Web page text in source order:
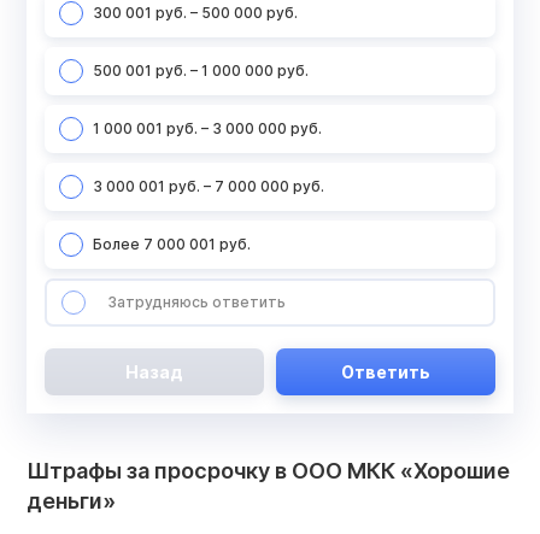
300 001 руб. – 500 000 руб.
500 001 руб. – 1 000 000 руб.
1 000 001 руб. – 3 000 000 руб.
3 000 001 руб. – 7 000 000 руб.
Более 7 000 001 руб.
Затрудняюсь ответить
Назад Ответить
Штрафы за просрочку в ООО МКК «Хорошие
деньги»